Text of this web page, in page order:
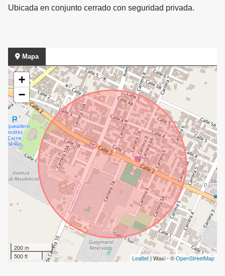
Ubicada en conjunto cerrado con seguridad privada.
Mapa
+
−
200 m
500 ft
Leaflet | Wasi - ©OpenStreetMap